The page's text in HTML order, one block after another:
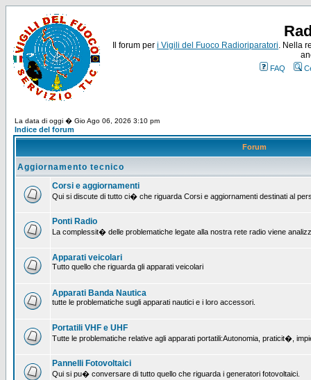
Il forum per i Vigili del Fuoco Radioriparatori. Nella
FAQ
La data di oggi � Gio Ago 06, 2026 3:10 pm
Indice del forum
Forum
Aggiornamento tecnico
Corsi e aggiornamenti
Qui si discute di tutto ci� che riguarda Corsi e aggiornamenti destinati al
Ponti Radio
La complessit� delle problematiche legate alla nostra rete radio viene
Apparati veicolari
Tutto quello che riguarda gli apparati veicolari
Apparati Banda Nautica
tutte le problematiche sugli apparati nautici e i loro accessori.
Portatili VHF e UHF
Tutte le problematiche relative agli apparati portatili:Autonomia, praticit�,
Pannelli Fotovoltaici
Qui si pu� conversare di tutto quello che riguarda i generatori fotovoltaici.